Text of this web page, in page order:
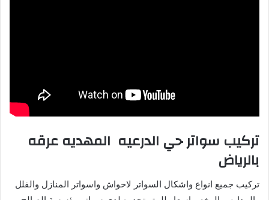
تركيب سواتر حي الدرعيه المهديه عرقه
بالرياض
تركيب جميع انواع واشكال السواتر لاحواش واسواتر المنازل والفلل